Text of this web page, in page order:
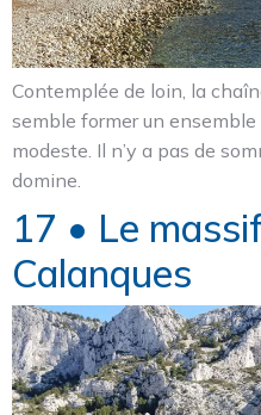
Contemplée de loin, la
semble former un ensemble
modeste. Il n’y a pas de
domine.
17 • Le
Calanques